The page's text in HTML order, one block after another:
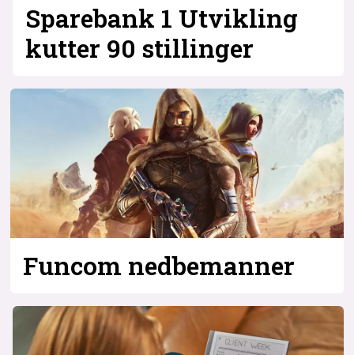
Sparebank 1 Utvikling
kutter 90 stillinger
Funcom nedbemanner